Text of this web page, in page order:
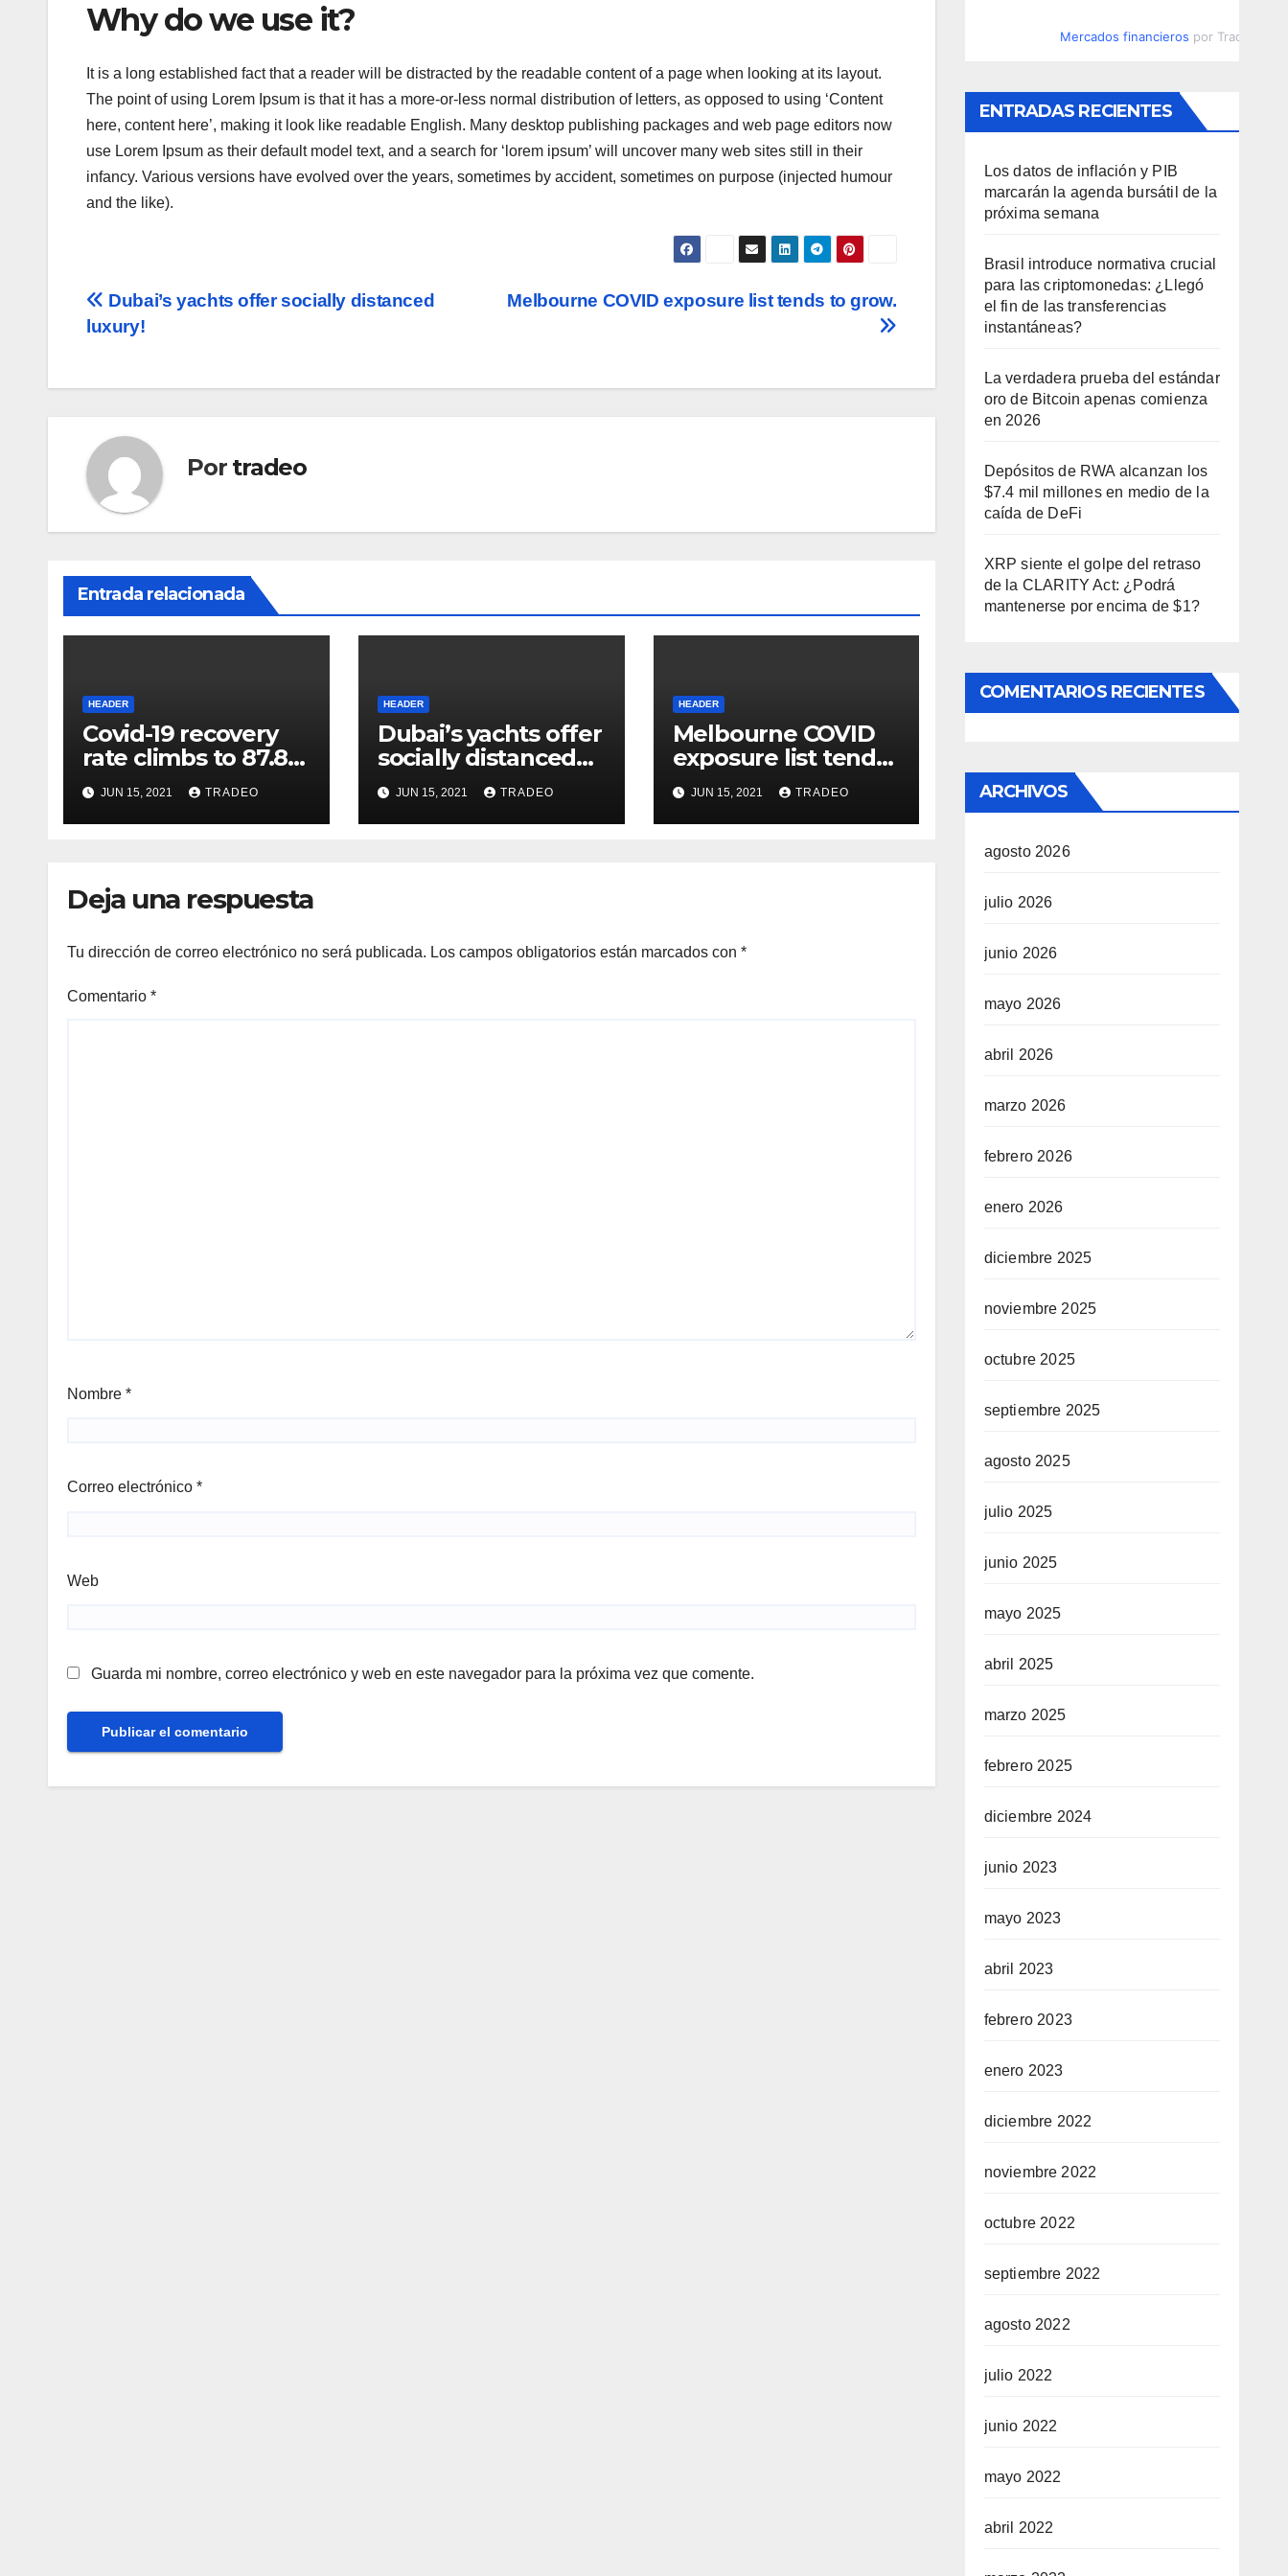
Why do we use it?
It is a long established fact that a reader will be distracted by the readable content of a page when looking at its layout.
The point of using Lorem Ipsum is that it has a more-or-less normal distribution of letters, as opposed to using ‘Content
here, content here’, making it look like readable English. Many desktop publishing packages and web page editors now
use Lorem Ipsum as their default model text, and a search for ‘lorem ipsum’ will uncover many web sites still in their
infancy. Various versions have evolved over the years, sometimes by accident, sometimes on purpose (injected humour
and the like).
Navegación
entradas
Melbourne COVID exposure list tends to grow.
Dubai’s yachts offer socially distanced
luxury!
Por tradeo
Entrada relacionada
HEADER
Covid-19 recovery
rate climbs to 87.8%
as active caseload
drops to 65,804.
JUN 15, 2021 TRADEO
HEADER
Dubai’s yachts offer
socially distanced
luxury!
JUN 15, 2021 TRADEO
HEADER
Melbourne COVID
exposure list tends
to grow.
JUN 15, 2021 TRADEO
Deja una respuesta
Tu dirección de correo electrónico no será publicada. Los campos obligatorios están marcados con *
Comentario *
Nombre *
Correo electrónico *
Web
Guarda mi nombre, correo electrónico y web en este navegador para la próxima vez que comente.
Mercados financieros por
ENTRADAS RECIENTES
Los datos de inflación y PIB
marcarán la agenda bursátil de la
próxima semana
Brasil introduce normativa crucial
para las criptomonedas: ¿Llegó
el fin de las transferencias
instantáneas?
La verdadera prueba del estándar
oro de Bitcoin apenas comienza
en 2026
Depósitos de RWA alcanzan los
$7.4 mil millones en medio de la
caída de DeFi
XRP siente el golpe del retraso
de la CLARITY Act: ¿Podrá
mantenerse por encima de $1?
COMENTARIOS RECIENTES
ARCHIVOS
agosto 2026
julio 2026
junio 2026
mayo 2026
abril 2026
marzo 2026
febrero 2026
enero 2026
diciembre 2025
noviembre 2025
octubre 2025
septiembre 2025
agosto 2025
julio 2025
junio 2025
mayo 2025
abril 2025
marzo 2025
febrero 2025
diciembre 2024
junio 2023
mayo 2023
abril 2023
febrero 2023
enero 2023
diciembre 2022
noviembre 2022
octubre 2022
septiembre 2022
agosto 2022
julio 2022
junio 2022
mayo 2022
abril 2022